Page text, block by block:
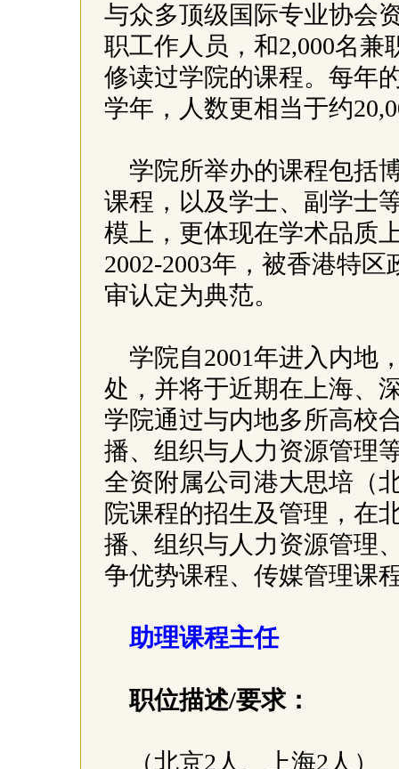
与众多顶级国际专业协会
职工作人员，和2,000名兼
修读过学院的课程。每年
学年，人数更相当于约
学院所举办的课程包括
课程，以及学士、副学士
模上，更体现在学术品质
2002-2003年，被香港特
审认定为典范。
学院自2001年进入内地
处，并将于近期在上海、
学院通过与内地多所高校
播、组织与人力资源管理
全资附属公司港大思培（
院课程的招生及管理，在
播、组织与人力资源管理
争优势课程、传媒管理课
助理课程主任
职位描述/要求：
（北京2人、上海2人）